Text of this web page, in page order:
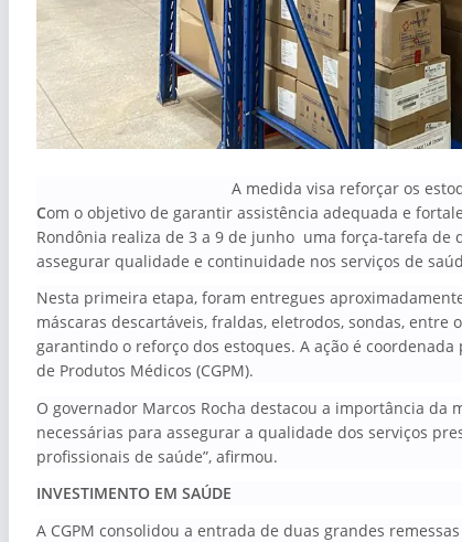
A medida visa reforçar os
Com o objetivo de garantir assistência adequada e
Rondônia realiza de 3 a 9 de junho uma força-tarefa
assegurar qualidade e continuidade nos serviços de
Nesta primeira etapa, foram entregues
máscaras descartáveis, fraldas, eletrodos, sondas,
garantindo o reforço dos estoques. A ação é
de Produtos Médicos (CGPM).
O governador Marcos Rocha destacou a importância da
necessárias para assegurar a qualidade dos serviços
profissionais de saúde”, afirmou.
INVESTIMENTO EM SAÚDE
A CGPM consolidou a entrada de duas grandes